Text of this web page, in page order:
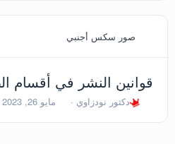
صور سكس أجنبي
قوانين النشر في أقسام
ب
د
دكتور نودزاوي
ت
ر
مايو 26, 2023